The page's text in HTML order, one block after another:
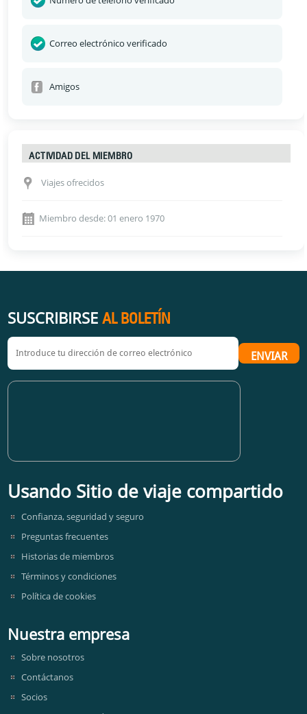
Correo electrónico verificado
Amigos
ACTIVIDAD DEL MIEMBRO
Viajes ofrecidos
Miembro desde: 01 enero 1970
SUSCRIBIRSEAL BOLETÍN
Usando Sitio de viaje compartido
Confianza, seguridad y seguro
Preguntas frecuentes
Historias de miembros
Términos y condiciones
Política de cookies
Nuestra empresa
Sobre nosotros
Contáctanos
Socios